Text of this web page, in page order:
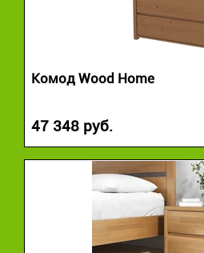
Комод Wood Home
47 348 руб.